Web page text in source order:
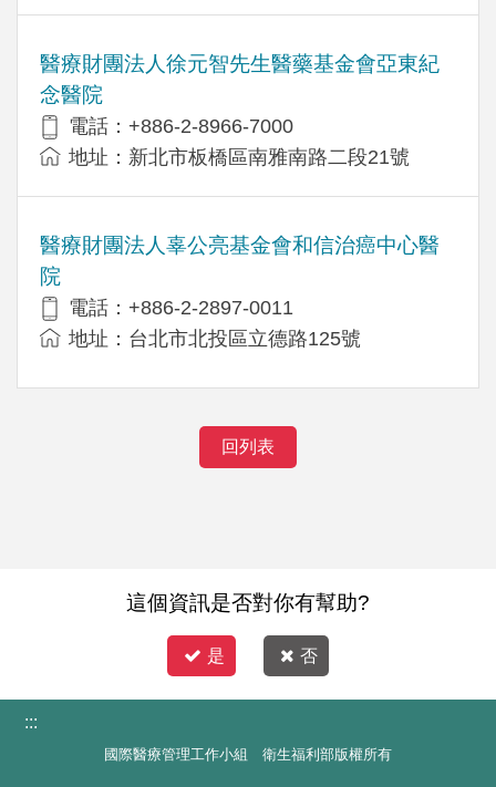
醫療財團法人徐元智先生醫藥基金會亞東紀
念醫院
電話：+886-2-8966-7000
地址：新北市板橋區南雅南路二段21號
醫療財團法人辜公亮基金會和信治癌中心醫
院
電話：+886-2-2897-0011
地址：台北市北投區立德路125號
回列表
這個資訊是否對你有幫助?
是 否
:::
國際醫療管理工作小組 衛生福利部版權所有